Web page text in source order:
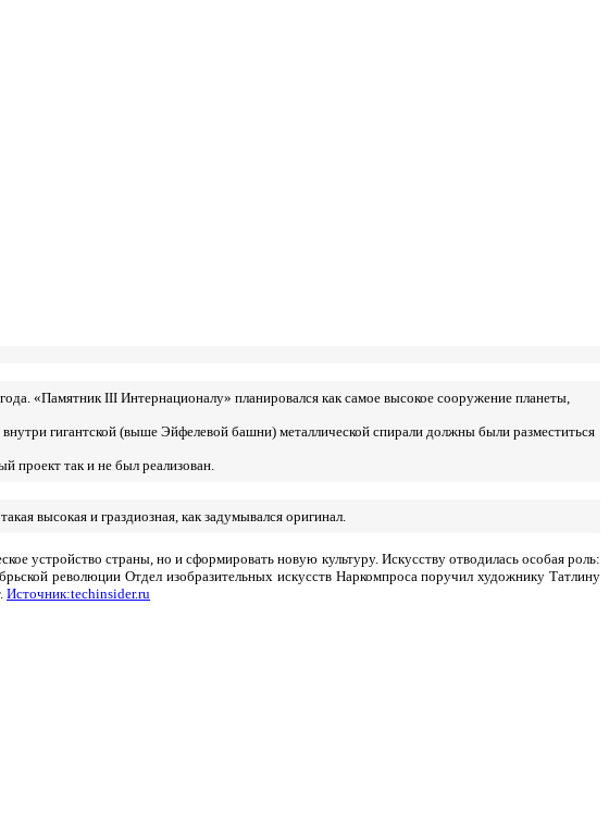
«Памятник III Интернационалу» планировался как самое высокое сооружение планеты,
гигантской (выше Эйфелевой башни) металлической спирали должны были разместиться
проект так и не был реализован.
высокая и граздиозная, как задумывался оригинал.
устройство страны, но и сформировать новую культуру. Искусству отводилась особая роль:
революции Отдел изобразительных искусств Наркомпроса поручил художнику Татлину
Источник:techinsider.ru